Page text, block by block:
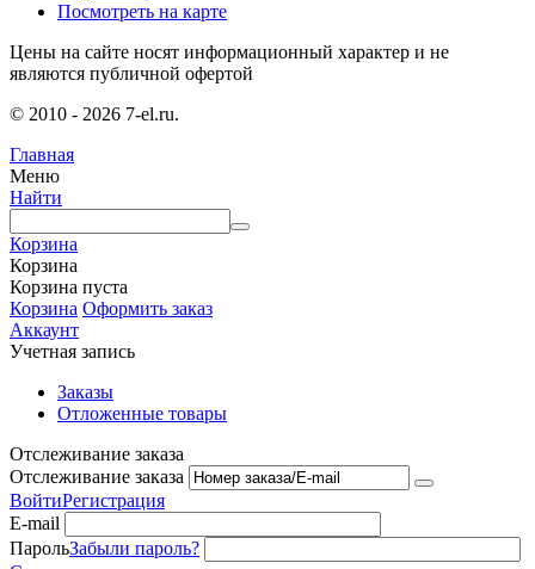
Посмотреть на карте
Цены на сайте носят информационный характер и не
являются публичной офертой
© 2010 - 2026 7-el.ru.
Главная
Меню
Найти
Корзина
Корзина
Корзина пуста
Корзина Оформить заказ
Аккаунт
Учетная запись
Заказы
Отложенные товары
Отслеживание заказа
Отслеживание заказа
ВойтиРегистрация
E-mail
ПарольЗабыли пароль?